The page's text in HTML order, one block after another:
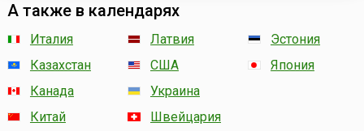
нужно было обязательно посетить родителей.В Тюрингии
А также в календарях
Италия
Казахстан
Канада
Китай
Латвия
США
Украина
Швейцария
Эстония
Япония